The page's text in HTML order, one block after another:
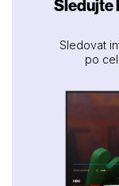
Sledujte
Sledovat
po